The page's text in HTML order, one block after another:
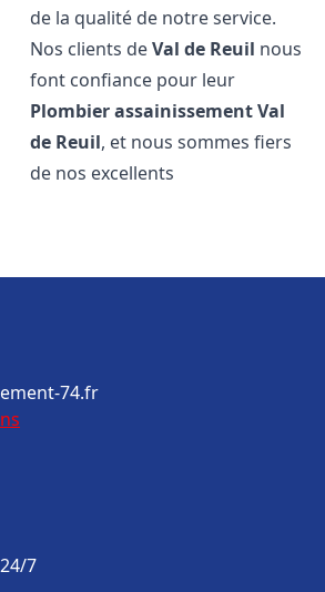
de la qualité de notre service.
Nos clients deVal de Reuil nous
font confiance pour leur
Plombier assainissementVal
de Reuil, et nous sommes fiers
de nos excellents
74.fr
7